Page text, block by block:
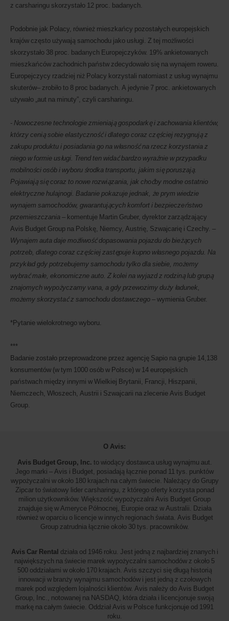
z carsharingu skorzystało 12 proc. badanych.
Podobnie jak Polacy, również mieszkańcy pozostałych europejskich
krajów często używają samochodu jako usługi. Z tej możliwości
skorzystało 38 proc. badanych Europejczyków. 19% ankietowanych
mieszkańców zachodnich państw zdecydowało się na wynajem roweru.
Europejczycy rzadziej niż Polacy korzystali natomiast z usług wynajmu
skuterów– zrobiło to 8 proc badanych. A jedynie 7 proc. ankietowanych
używało „aut na minuty”, czyli carsharingu.
-Nowoczesne technologie zmieniają gospodarkę i zachowania klientów,
którzy cenią sobie elastyczność i dlatego coraz częściej rezygnują z
zakupu produktu i posiadania go na własność na rzecz korzystania z
niego w formie usługi. Trend ten widać bardzo wyraźnie w przypadku
mobilności osób i wyboru środka transportu, jakim się poruszają.
Pojawiają się coraz to nowe rozwiązania, jak choćby modne ostatnio
elektryczne hulajnogi. Badanie pokazuje jednak, że prym wiedzie
wynajem samochodów, gwarantujących komfort i bezpieczeństwo
przemieszczania– komentuje Martin Gruber, dyrektor zarządzający
Avis Budget Group na Polskę, Niemcy, Austrię, Szwajcarię i Czechy. –
Wynajem auta daje możliwość dopasowania pojazdu do bieżących
potrzeb, dlatego coraz częściej zastępuje kupno własnego pojazdu. Na
przykład gdy potrzebujemy samochodu tylko dla siebie, możemy
wybrać małe, ekonomiczne auto. Z kolei na wyjazd z rodziną lub grupą
znajomych wypożyczamy vana, a gdy przewozimy duży ładunek,
możemy skorzystać z samochodu dostawczego– wymienia Gruber.
*Pytanie wielokrotnego wyboru.
***
Badanie zostało przeprowadzone przez agencję Sapio na grupie 14,138
konsumentów (w tym 1000 osób w Polsce) w 14 europejskich
państwach między innymi w Wielkiej Brytanii, Francji, Hiszpanii,
Niemczech, Włoszech, Austrii i Szwajcarii na zlecenie Avis Budget
Group.
O Avis:
Avis Budget Group, Inc. to wiodący dostawca usług wynajmu aut.
Jego marki – Avis i Budget, posiadają łącznie ponad 11 tys. punktów
wypożyczalni w około 180 krajach na całym świecie. Należący do Grupy
Zipcar to światowy lider carsharingu, z którego oferty korzysta ponad
milion użytkowników. Większość wypożyczalni Avis Budget Group
znajduje się w Ameryce Północnej, Europie oraz w Australii. Działa
również w oparciu o licencje w innych regionach świata. Avis Budget
Group zatrudnia łącznie około 30 tys. pracowników.
Avis Car Rental działa od 1946 roku. Jest jedną z najbardziej znanych i
największych na świecie marek wypożyczalni samochodów z około 5
500 oddziałami w około 170 krajach. Avis szczyci się długą historią
innowacji w branży wynajmu samochodów i jest jedną z czołowych
marek pod względem lojalności klientów. Avis należy do Avis Budget
Group, Inc., notowanej na NASDAQ, która działa i licencjonuje swoją
markę na całym świecie. Oddział Avis w Polsce funkcjonuje od 1991
roku.